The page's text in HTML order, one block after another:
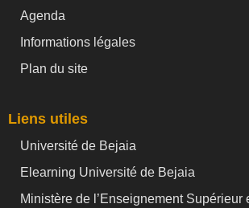
Agenda
Informations légales
Plan du site
Liens utiles
Université de Bejaia
Elearning Université de Bejaia
Ministère de l’Enseignement Supérieur